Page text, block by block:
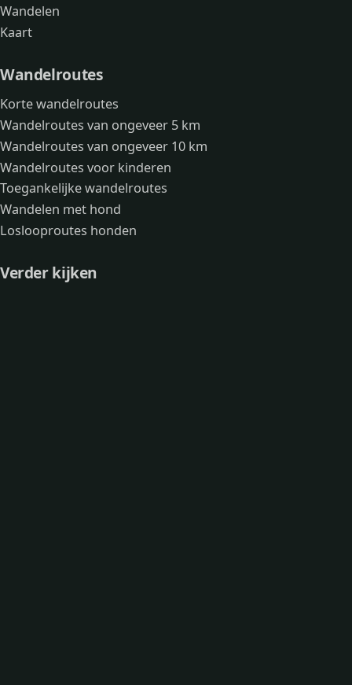
Wandelen
Kaart
Wandelroutes
Korte wandelroutes
Wandelroutes van ongeveer 5 km
Wandelroutes van ongeveer 10 km
Wandelroutes voor kinderen
Toegankelijke wandelroutes
Wandelen met hond
Loslooproutes honden
Verder kijken